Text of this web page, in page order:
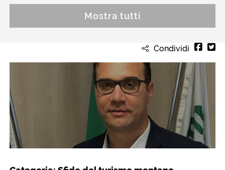
Mostra tutti
Condividi